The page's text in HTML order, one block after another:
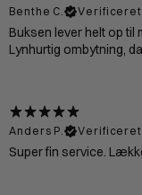
Benthe C.
Verificeret
Buksen lever helt op til
Lynhurtig ombytning,
Anders P.
Verificeret
Super fin service.